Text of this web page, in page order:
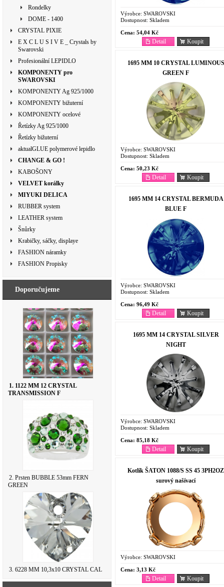
Rondelky
DOME - 1400
CRYSTAL PIXIE
E X C L U S I V E _ Crystals by
Swarovski
Profesionální LEPIDLO
KOMPONENTY pro
SWAROVSKI
KOMPONENTY Ag 925/1000
KOMPONENTY bižuterní
KOMPONENTY ocelové
Řetízky Ag 925/1000
Řetízky bižuterní
aktualGLUE polymerové lepidlo
CHANGE & GO !
KABOŠONY
VELVET korálky
MIYUKI DELICA
RUBBER system
LEATHER system
Šnůrky
Krabičky, sáčky, displaye
FASHION náramky
FASHION Propisky
Doporučujeme
1. 1122 MM 12 CRYSTAL
TRANSMISSION F
2. Prsten BUBBLE 53mm FERN
GREEN
3. 6228 MM 10,3x10 CRYSTAL CAL
Výrobce: SWAROVSKI
Dostupnost: Skladem
Cena: 54,04 Kč
Koupit
Detail
1695 MM 10 CRYSTAL LUMINOUS
GREEN F
Výrobce: SWAROVSKI
Dostupnost: Skladem
Cena: 50,23 Kč
Koupit
Detail
1695 MM 14 CRYSTAL BERMUDA
BLUE F
Výrobce: SWAROVSKI
Dostupnost: Skladem
Cena: 96,49 Kč
Koupit
Detail
1695 MM 14 CRYSTAL SILVER
NIGHT
Výrobce: SWAROVSKI
Dostupnost: Skladem
Cena: 85,18 Kč
Koupit
Detail
Kotlík ŠATON 1088/S SS 45 3PH2OZ
surový našívací
Výrobce: SWAROVSKI
Cena: 3,13 Kč
Koupit
Detail